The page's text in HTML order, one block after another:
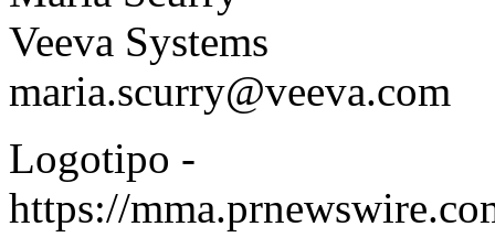
Veeva Systems
maria.scurry@veeva.com
Logotipo -
https://